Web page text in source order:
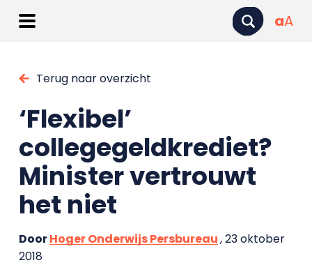
aA
Terug naar overzicht
‘Flexibel’
collegegeldkrediet?
Minister vertrouwt
het niet
DoorHoger Onderwijs Persbureau, 23 oktober
2018